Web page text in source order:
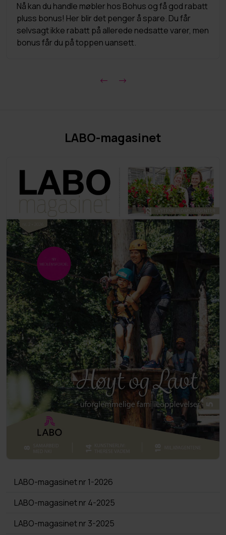
Nå kan du handle møbler hos Bohus og få god rabatt
pluss bonus! Her blir det penger å spare. Du får
selvsagt ikke rabatt på allerede nedsatte varer, men
bonus får du på toppen uansett.
LABO-magasinet
LABO-magasinet nr 1-2026
LABO-magasinet nr 4-2025
LABO-magasinet nr 3-2025